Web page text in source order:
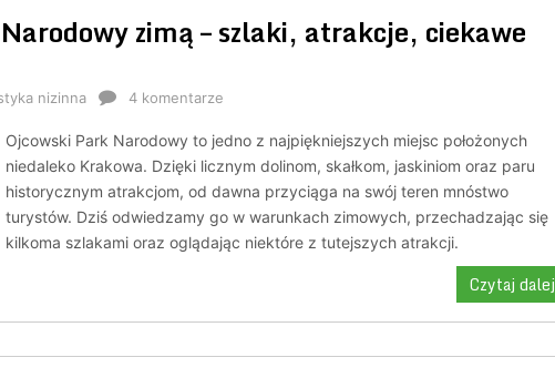
zimą – szlaki, atrakcje, ciekawe
nizinna 4 komentarze
Ojcowski Park Narodowy to jedno z najpiękniejszych miejsc położonych
niedaleko Krakowa. Dzięki licznym dolinom, skałkom, jaskiniom oraz paru
historycznym atrakcjom, od dawna przyciąga na swój teren mnóstwo
turystów. Dziś odwiedzamy go w warunkach zimowych, przechadzając się
kilkoma szlakami oraz oglądając niektóre z tutejszych atrakcji.
Czytaj dalej